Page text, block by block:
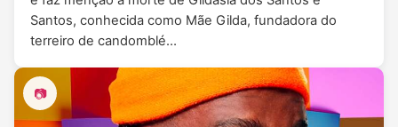
Santos, conhecida como Mãe Gilda, fundadora do
terreiro de candomblé…
📷